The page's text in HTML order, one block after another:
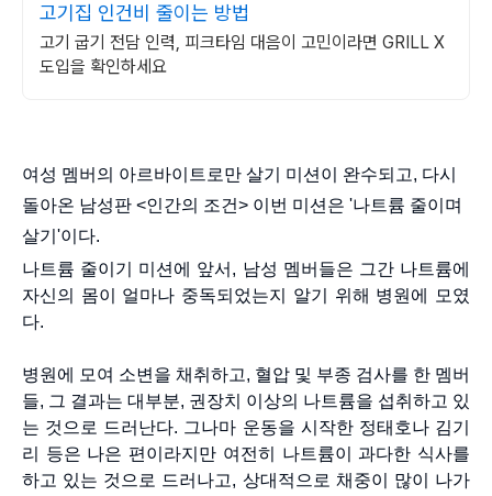
고기집 인건비 줄이는 방법
고기 굽기 전담 인력, 피크타임 대음이 고민이라면 GRILL X
도입을 확인하세요
여성 멤버의 아르바이트로만 살기 미션이 완수되고, 다시
돌아온 남성판 <인간의 조건> 이번 미션은 '나트륨 줄이며
살기'이다.
나트륨 줄이기 미션에 앞서, 남성 멤버들은 그간 나트륨에
자신의 몸이 얼마나 중독되었는지 알기 위해 병원에 모였
다.
병원에 모여 소변을 채취하고, 혈압 및 부종 검사를 한 멤버
들, 그 결과는 대부분, 권장치 이상의 나트륨을 섭취하고 있
는 것으로 드러난다. 그나마 운동을 시작한 정태호나 김기
리 등은 나은 편이라지만 여전히 나트륨이 과다한 식사를
하고 있는 것으로 드러나고, 상대적으로 채중이 많이 나가